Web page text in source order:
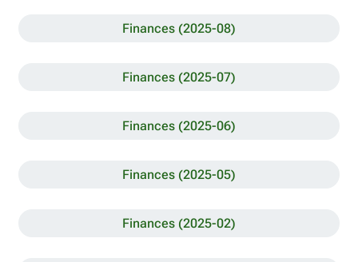
Finances (2025-08)
Finances (2025-07)
Finances (2025-06)
Finances (2025-05)
Finances (2025-02)